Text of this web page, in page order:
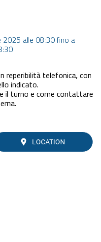
reperibilità telefonica, con
indicato.
il turno e come contattare
LOCATION